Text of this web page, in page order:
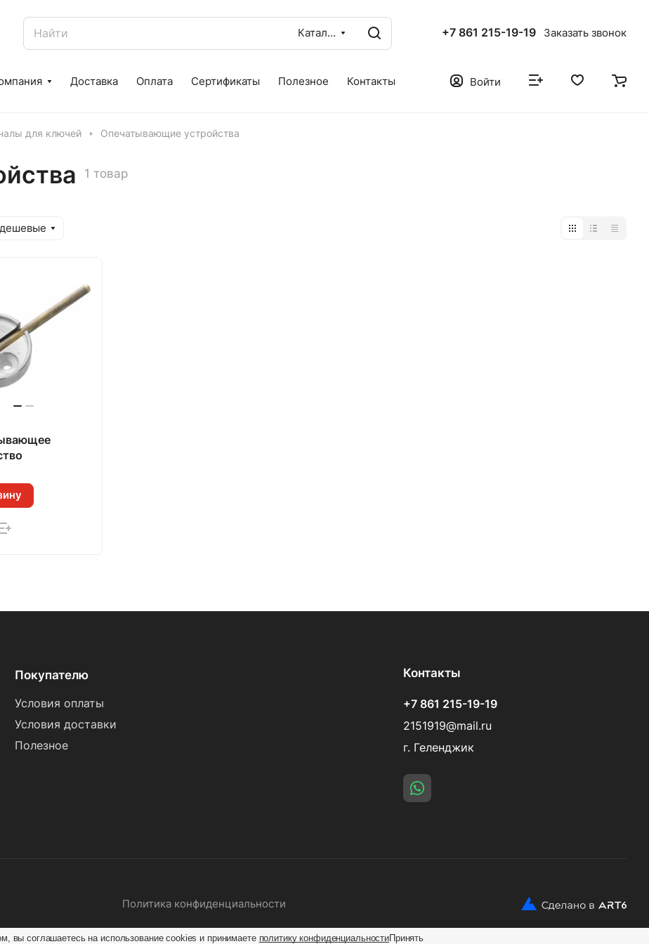
Каталог +7 861 215-19-19 Заказать звонок
Доставка Оплата Сертификаты Полезное Контакты Войти
для ключей Опечатывающие устройства
1 товар
Покупателю
Условия оплаты
Условия доставки
Полезное
Контакты
+7 861 215-19-19
2151919@mail.ru
г. Геленджик
Политика конфиденциальности
вы соглашаетесь на использование cookies и принимаете политику конфиденциальностиПринять